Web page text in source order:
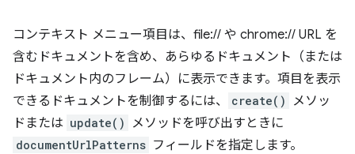
コンテキスト メニュー項目は、file:// や chrome:// URL を
含むドキュメントを含め、あらゆるドキュメント（または
ドキュメント内のフレーム）に表示できます。項目を表示
できるドキュメントを制御するには、
create()
メソッ
ドまたは update() メソッドを呼び出すときに
documentUrlPatterns フィールドを指定します。